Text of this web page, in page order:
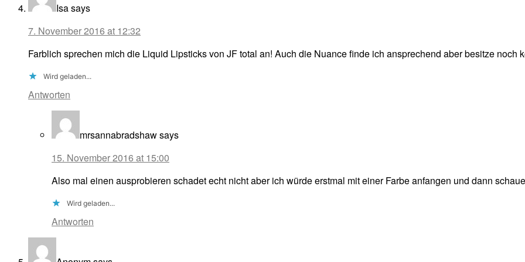
Isasays
7. November 2016 at 12:32
Farblich sprechen mich die Liquid Lipsticks von JF total an! Auch die Nuance finde ich ansprechend aber besitze noch
Wird geladen...
Antworten
mrsannabradshawsays
15. November 2016 at 15:00
Also mal einen ausprobieren schadet echt nicht aber ich würde erstmal mit einer Farbe anfangen und dann
Wird geladen...
Antworten